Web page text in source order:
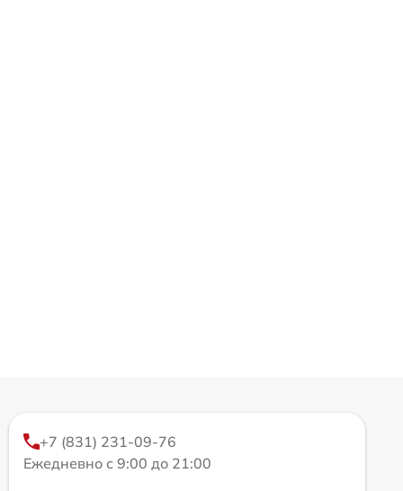
+7 (831) 231-09-76
Ежедневно с 9:00 до 21:00